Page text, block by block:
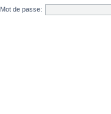
Mot de passe: